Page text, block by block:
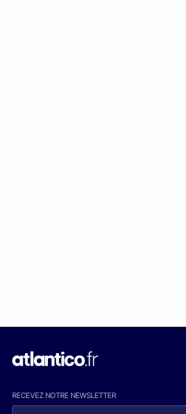
RECEVEZ NOTRE NEWSLETTER